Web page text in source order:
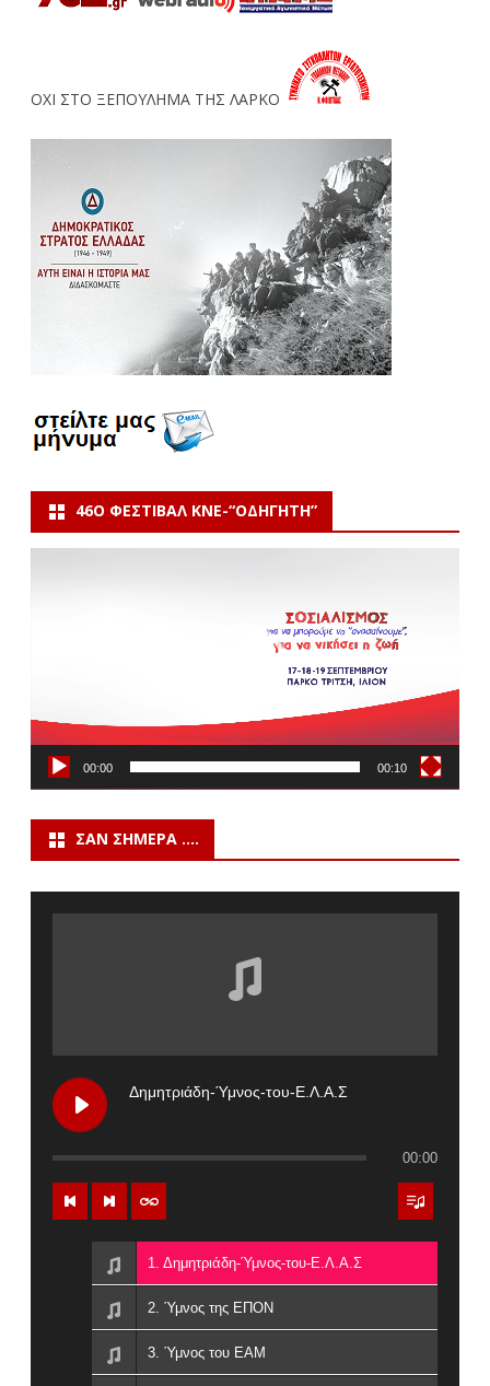
ΟΧΙ ΣΤΟ ΞΕΠΟΥΛΗΜΑ ΤΗΣ ΛΑΡΚΟ
46Ο ΦΕΣΤΙΒΆΛ ΚΝΕ-“ΟΔΗΓΗΤΗ”
Πρόγραμμα
00:00 00:10
ΣΑΝ ΣΉΜΕΡΑ ….
Δημητριάδη-Ύμνος-του-Ε.Λ.Α.Σ
00:00
1. Δημητριάδη-Ύμνος-του-Ε.Λ.Α.Σ
2. Ύμνος της ΕΠΟΝ
3. Ύμνος του ΕΑΜ